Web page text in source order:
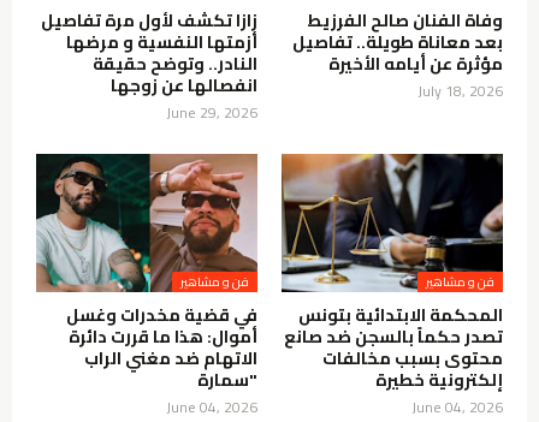
وفاة الفنان صالح الفرزيط
بعد معاناة طويلة.. تفاصيل
مؤثرة عن أيامه الأخيرة
July 18, 2026
زازا تكشف لأول مرة تفاصيل
أزمتها النفسية و مرضها
النادر.. وتوضح حقيقة
انفصالها عن زوجها
June 29, 2026
فن و مشاهير
المحكمة الابتدائية بتونس
تصدر حكماً بالسجن ضد صانع
محتوى بسبب مخالفات
إلكترونية خطيرة
June 04, 2026
فن و مشاهير
في قضية مخدرات وغسل
أموال: هذا ما قررت دائرة
الاتهام ضد مغني الراب
"سمارة
June 04, 2026